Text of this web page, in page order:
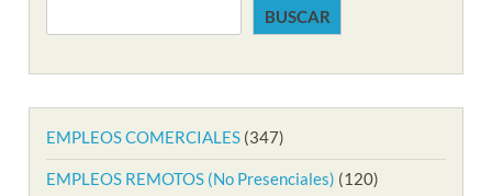
BUSCAR
EMPLEOS COMERCIALES (347)
EMPLEOS REMOTOS (No Presenciales) (120)